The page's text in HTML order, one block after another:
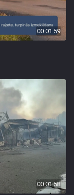
00:01:59
00:01:58